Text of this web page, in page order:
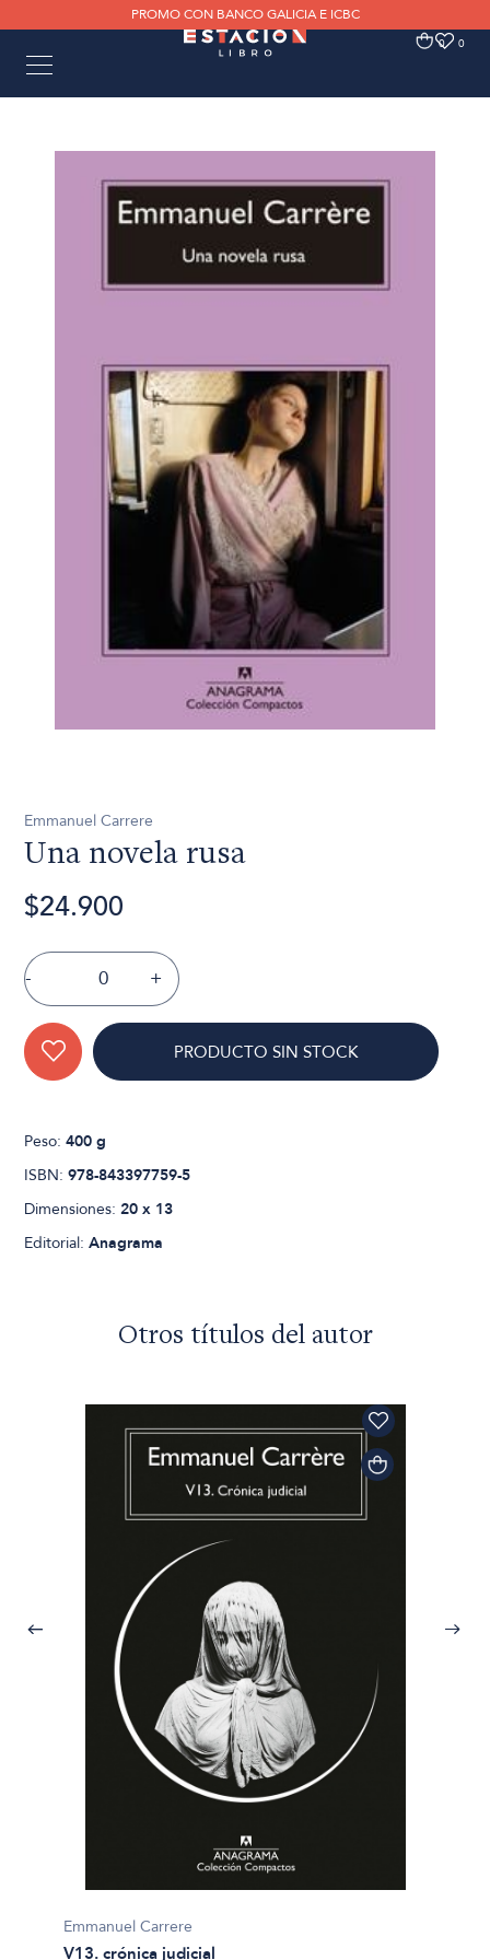
PROMO CON BANCO GALICIA E ICBC
0 0
Emmanuel Carrere
Una novela rusa
$24.900
- +
PRODUCTO SIN STOCK
Peso:400 g
ISBN:978-843397759-5
Dimensiones:20 x 13
Editorial:Anagrama
Otros títulos del autor
Emmanuel Carrere
V13. crónica judicial